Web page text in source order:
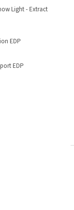
Light - Extract
EDP
EDP